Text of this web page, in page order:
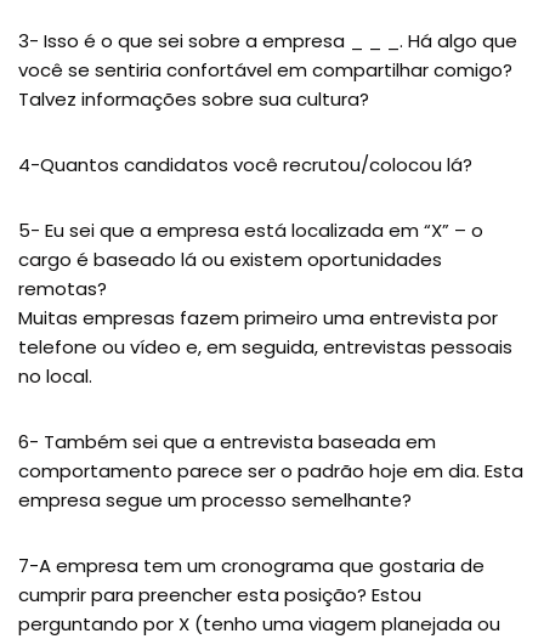
3- Isso é o que sei sobre a empresa _ _ _. Há algo que
você se sentiria confortável em compartilhar comigo?
Talvez informações sobre sua cultura?
4-Quantos candidatos você recrutou/colocou lá?
5- Eu sei que a empresa está localizada em “X” – o
cargo é baseado lá ou existem oportunidades
remotas?
Muitas empresas fazem primeiro uma entrevista por
telefone ou vídeo e, em seguida, entrevistas pessoais
no local.
6- Também sei que a entrevista baseada em
comportamento parece ser o padrão hoje em dia. Esta
empresa segue um processo semelhante?
7-A empresa tem um cronograma que gostaria de
cumprir para preencher esta posição? Estou
perguntando por X (tenho uma viagem planejada ou